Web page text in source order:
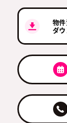
物
ダ